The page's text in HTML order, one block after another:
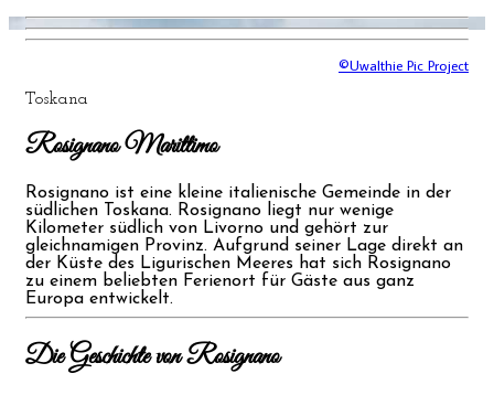
©Uwalthie Pic Project
Toskana
Rosignano Marittimo
Rosignano ist eine kleine italienische Gemeinde in der
südlichen Toskana. Rosignano liegt nur wenige
Kilometer südlich von Livorno und gehört zur
gleichnamigen Provinz. Aufgrund seiner Lage direkt an
der Küste des Ligurischen Meeres hat sich Rosignano
zu einem beliebten Ferienort für Gäste aus ganz
Europa entwickelt.
Die Geschichte von Rosignano